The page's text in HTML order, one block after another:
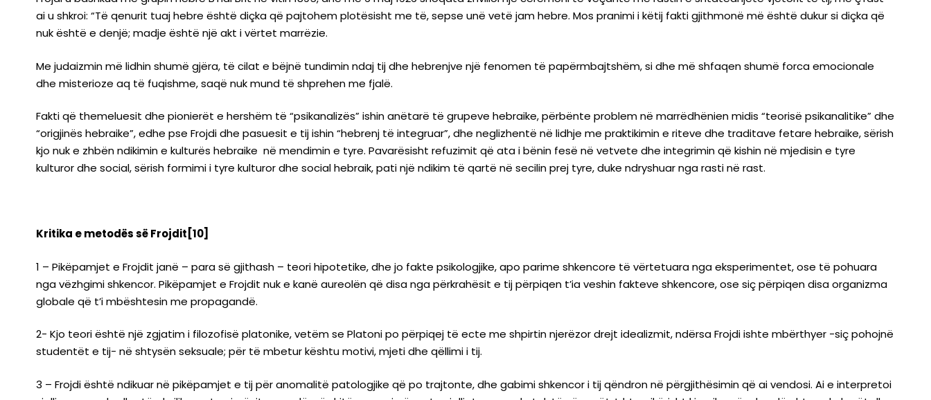
ai u shkroi: “Të qenurit tuaj hebre është diçka që pajtohem plotësisht me të, sepse unë vetë jam hebre. Mos pranimi i këtij fakti gjithmonë më është dukur si diçka që
nuk është e denjë; madje është një akt i vërtet marrëzie.
Me judaizmin më lidhin shumë gjëra, të cilat e bëjnë tundimin ndaj tij dhe hebrenjve një fenomen të papërmbajtshëm, si dhe më shfaqen shumë forca emocionale
dhe misterioze aq të fuqishme, saqë nuk mund të shprehen me fjalë.
Fakti që themeluesit dhe pionierët e hershëm të “psikanalizës” ishin anëtarë të grupeve hebraike, përbënte problem në marrëdhënien midis “teorisë psikanalitike” dhe
“origjinës hebraike”, edhe pse Frojdi dhe pasuesit e tij ishin “hebrenj të integruar”, dhe neglizhentë në lidhje me praktikimin e riteve dhe traditave fetare hebraike, sërish
kjo nuk e zhbën ndikimin e kulturës hebraike në mendimin e tyre. Pavarësisht refuzimit që ata i bënin fesë në vetvete dhe integrimin që kishin në mjedisin e tyre
kulturor dhe social, sërish formimi i tyre kulturor dhe social hebraik, pati një ndikim të qartë në secilin prej tyre, duke ndryshuar nga rasti në rast.
Kritika e metodës së Frojdit[10]
1 – Pikëpamjet e Frojdit janë – para së gjithash – teori hipotetike, dhe jo fakte psikologjike, apo parime shkencore të vërtetuara nga eksperimentet, ose të pohuara
nga vëzhgimi shkencor. Pikëpamjet e Frojdit nuk e kanë aureolën që disa nga përkrahësit e tij përpiqen t’ia veshin fakteve shkencore, ose siç përpiqen disa organizma
globale që t’i mbështesin me propagandë.
2- Kjo teori është një zgjatim i filozofisë platonike, vetëm se Platoni po përpiqej të ecte me shpirtin njerëzor drejt idealizmit, ndërsa Frojdi ishte mbërthyer -siç pohojnë
studentët e tij- në shtysën seksuale; për të mbetur kështu motivi, mjeti dhe qëllimi i tij.
3 – Frojdi është ndikuar në pikëpamjet e tij për anomalitë patologjike që po trajtonte, dhe gabimi shkencor i tij qëndron në përgjithësimin që ai vendosi. Ai e interpretoi